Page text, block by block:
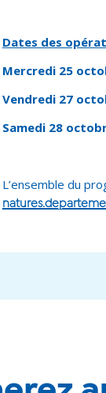
Dates des
Mercredi 25
Vendredi 27
Samedi 28
L’ensemble du